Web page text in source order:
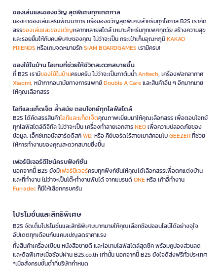
ของเล่นและของขวัญ สุดพิเศษทุกเทศกาล
มองหาของเล่นเสริมพัฒนาการ หรือของขวัญสุดพิเศษสำหรับทุกโอกาส B2S เราคัด
สรรของเล่นและของขวัญหลากหลายสไตล์ เหมาะสำหรับทุกเพศทุกวัย สร้างความสุข
และรอยยิ้มให้กับคนพิเศษของคุณ ไม่ว่าจะเป็น กระเป๋าเก็บอุณหภูมิKAKAO
FRIENDS หรือเกมจดหมายรักSIAM BOARDGAMES เรามีครบ!
ของใช้ในบ้าน ไอเทมที่ช่วยให้ชีวิตสะดวกสบายขึ้น
ที่ B2S เรามีของใช้ในบ้านครบครัน ไม่ว่าจะเป็นกาต้มน้ำAnitech, เครื่องฟอกอากาศ
Xiaomi, หน้ากากอนามัยทางการแพทย์Double A Careและสินค้าอื่น ๆ อีกมากมาย
ให้คุณเลือกสรร
ไอทีและแก็ดเจ็ต ล้ำสมัย ตอบโจทย์ทุกไลฟ์สไตล์
B2S ได้คัดสรรสินค้าไอทีและแก็ดเจ็ตคุณภาพเยี่ยมมาให้คุณเลือกสรร เพื่อตอบโจทย์
ทุกไลฟ์สไตล์ดิจิทัล ไม่ว่าจะเป็น เครื่องทำลายเอกสารNEOเพื่อความปลอดภัยของ
ข้อมูล, เอ็กซ์เทอนัลฮาร์ดดิสก์WD, หรือ คีย์บอร์ดไร้สายเมาส์คอมโบGEEZERที่ช่วย
ให้การทำงานของคุณสะดวกสบายยิ่งขึ้น
เฟอร์นิเจอร์ดีไซน์ครบฟังก์ชั่น
นอกจากนี้ B2S ยังมีเฟอร์นิเจอร์ครบทุกฟังก์ชันให้คุณได้เลือกสรรเพื่อตกแต่งบ้าน
และที่ทำงาน ไม่ว่าจะเป็นโต๊ะทำงานพับได้ จากแบรนด์ONEหรือ เก้าอี้ทำงาน
Furradecก็มีให้เลือกครบครัน
โปรโมชั่นและสิทธิพิเศษ
B2S จัดเต็มโปรโมชั่นและสิทธิพิเศษมากมายให้คุณเลือกช้อปออนไลน์ได้อย่างจุใจ
อัปเดตทุกเดือนกับแคมเปญลดราคาแรง
ทั้งสินค้าเครื่องเขียน หนังสือขายดี และไอเทมไลฟ์สไตล์สุดชิค พร้อมคูปองส่วนลด
และดีลพิเศษเมื่อช้อปผ่าน B2S.co.th เท่านั้น นอกจากนี้ B2S ยังใจดีส่งฟรีทั่วประเทศ
*เมื่อสั่งครบขั้นต่ำที่บริษัทกำหนด